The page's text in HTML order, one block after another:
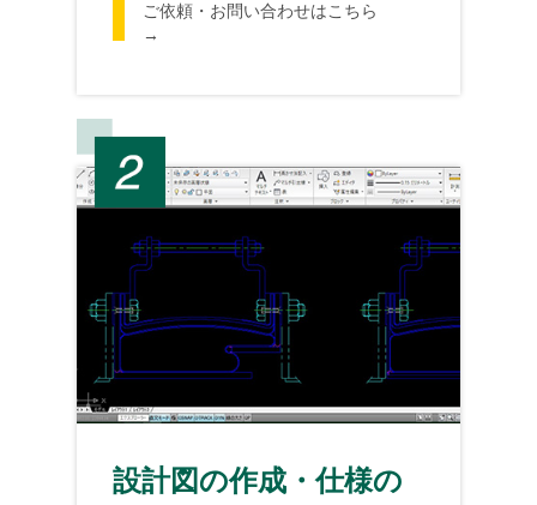
ご依頼・お問い合わせはこちら
設計図の作成・仕様の